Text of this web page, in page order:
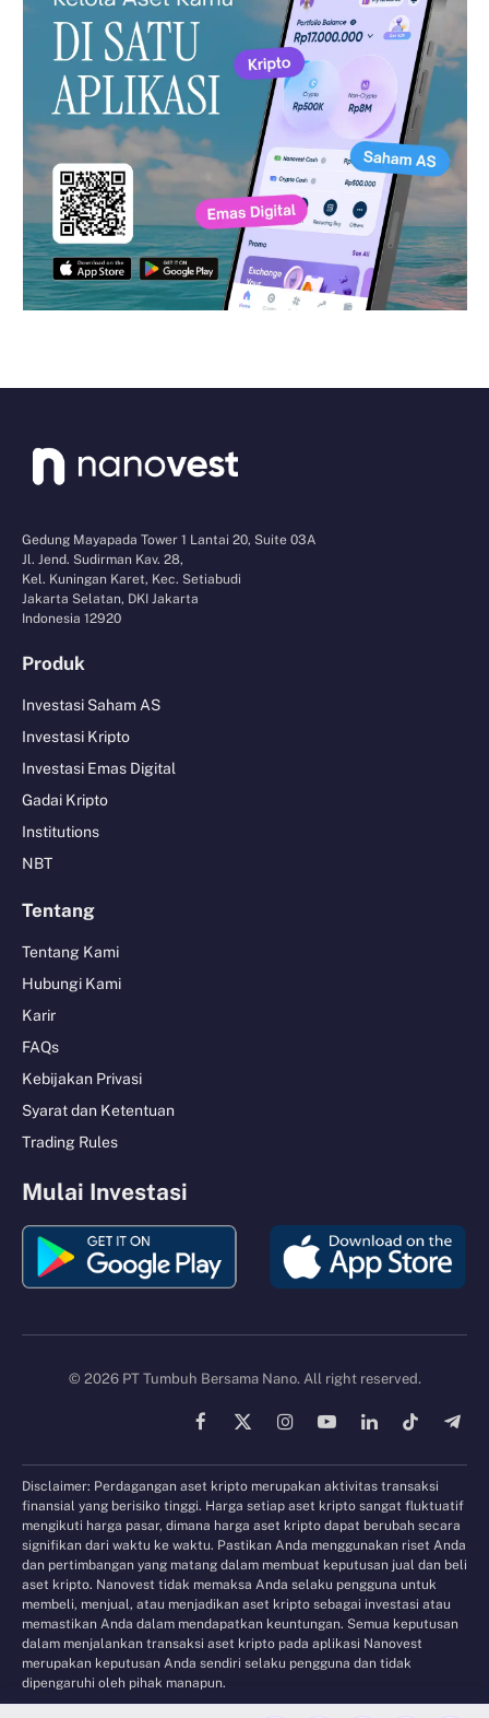
Gedung Mayapada Tower 1 Lantai 20, Suite 03A
Jl. Jend. Sudirman Kav. 28,
Kel. Kuningan Karet, Kec. Setiabudi
Jakarta Selatan, DKI Jakarta
Indonesia 12920
Produk
Investasi Saham AS
Investasi Kripto
Investasi Emas Digital
Gadai Kripto
Institutions
NBT
Tentang
Tentang Kami
Hubungi Kami
Karir
FAQs
Kebijakan Privasi
Syarat dan Ketentuan
Trading Rules
Mulai Investasi
© 2026 PT Tumbuh Bersama Nano. All right reserved.
Facebook
X
InstagramYouTubeLinkedInTikTok
Disclaimer: Perdagangan aset kripto merupakan aktivitas transaksi
finansial yang berisiko tinggi. Harga setiap aset kripto sangat fluktuatif
mengikuti harga pasar, dimana harga aset kripto dapat berubah secara
signifikan dari waktu ke waktu. Pastikan Anda menggunakan riset Anda
dan pertimbangan yang matang dalam membuat keputusan jual dan beli
aset kripto. Nanovest tidak memaksa Anda selaku pengguna untuk
membeli, menjual, atau menjadikan aset kripto sebagai investasi atau
memastikan Anda dalam mendapatkan keuntungan. Semua keputusan
dalam menjalankan transaksi aset kripto pada aplikasi Nanovest
merupakan keputusan Anda sendiri selaku pengguna dan tidak
dipengaruhi oleh pihak manapun.